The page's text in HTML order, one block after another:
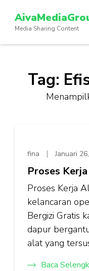
konten
(Tekan
Media Sharing Content
Tag:
fina Januari
Proses
Proses Kerja
kelancaran
Bergizi Gratis
dapur
alat yang
Baca